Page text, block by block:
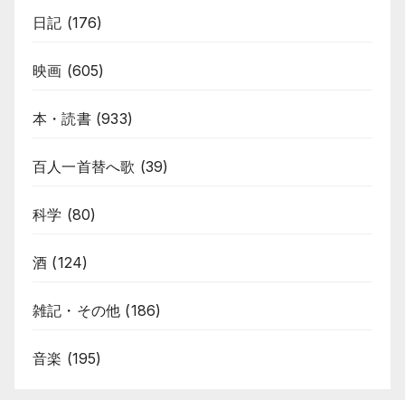
日記 (176)
映画 (605)
本・読書(933)
百人一首替へ歌 (39)
科学 (80)
酒 (124)
雑記・その他 (186)
音楽 (195)